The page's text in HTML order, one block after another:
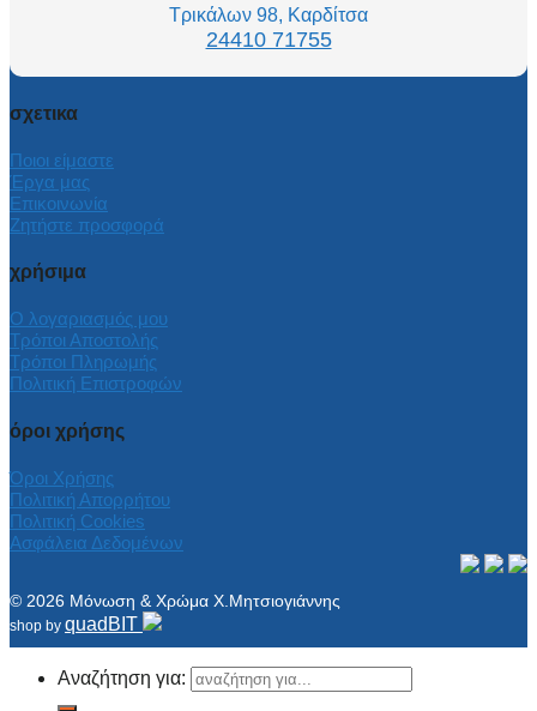
Τρικάλων 98, Καρδίτσα
24410 71755
σχετικα
Ποιοι είμαστε
Έργα μας
Επικοινωνία
Ζητήστε προσφορά
χρήσιμα
Ο λογαριασμός μου
Τρόποι Αποστολής
Τρόποι Πληρωμής
Πολιτική Επιστροφών
όροι χρήσης
Όροι Χρήσης
Πολιτική Απορρήτου
Πολιτική Cookies
Ασφάλεια Δεδομένων
© 2026 Μόνωση & Χρώμα Χ.Μητσιογιάννης
shop by quadBIT
Αναζήτηση για: